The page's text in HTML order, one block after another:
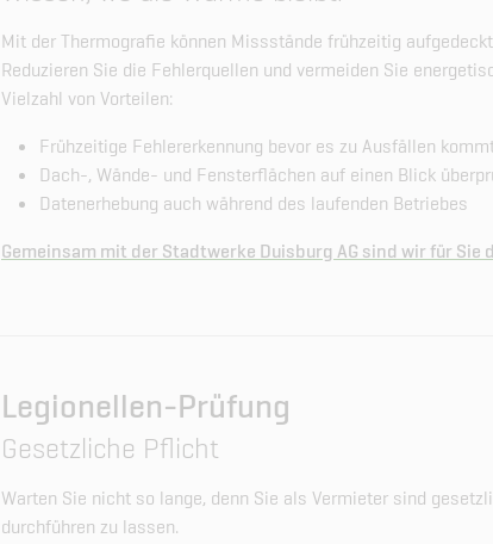
Mit der Thermografie können Missstände frühzeitig
Reduzieren Sie die Fehlerquellen und vermeiden Sie
Vielzahl von Vorteilen:
Frühzeitige Fehlererkennung bevor es zu Ausfällen
Dach-, Wände- und Fensterflächen auf einen Blick
Datenerhebung auch während des laufenden Betriebes
Gemeinsam mit der Stadtwerke Duisburg AG sind wir für Sie
Legionellen-Prüfung
Gesetzliche Pflicht
Warten Sie nicht so lange, denn Sie als Vermieter sind
durchführen zu lassen.